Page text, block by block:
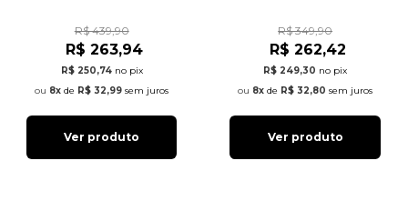
R$ 439,90
R$ 263,94
R$ 250,74 no pix
8x de R$ 32,99 sem juros
Ver produto
R$ 349,90
R$ 262,42
R$ 249,30 no pix
8x de R$ 32,80 sem juros
Ver produto